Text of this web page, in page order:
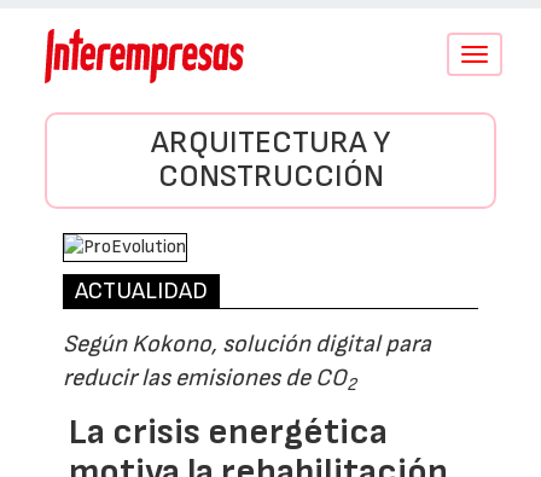
Conmutar
ARQUITECTURA Y
CONSTRUCCIÓN
ACTUALIDAD
Según Kokono, solución digital para
reducir las emisiones de CO2
La crisis energética